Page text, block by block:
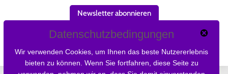
Newsletter abonnieren
Datenschutzbedingungen
Wir verwenden Cookies, um Ihnen das beste Nutzererlebnis
bieten zu können. Wenn Sie fortfahren, diese Seite zu